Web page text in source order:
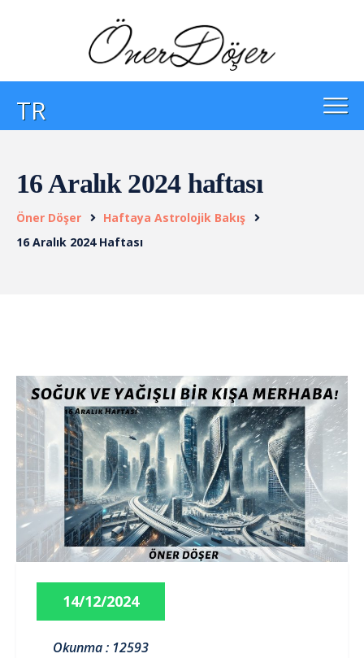
TR
16 Aralık 2024 haftası
Öner Döşer
Haftaya Astrolojik Bakış
16 Aralık 2024 Haftası
14/12/2024
Okunma : 12593